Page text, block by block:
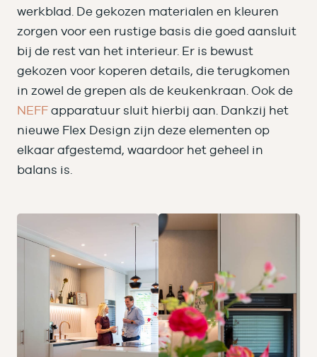
werkblad. De gekozen materialen en kleuren
zorgen voor een rustige basis die goed aansluit
bij de rest van het interieur. Er is bewust
gekozen voor koperen details, die terugkomen
in zowel de grepen als de keukenkraan. Ook de
NEFF apparatuur sluit hierbij aan. Dankzij het
nieuwe Flex Design zijn deze elementen op
elkaar afgestemd, waardoor het geheel in
balans is.